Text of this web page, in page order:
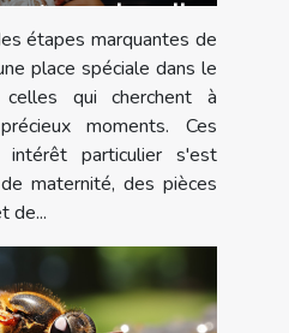
culturelle
étapes marquantes de
place spéciale dans le
qui cherchent à
moments. Ces
particulier s'est
maternité, des pièces
de...